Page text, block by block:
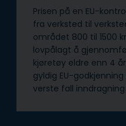
Prisen på en EU-
fra verksted til
området 800 til 1500
lovpålagt å
kjøretøy eldre enn 4
gyldig EU-
verste fall